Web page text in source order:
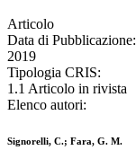
Articolo
Data di Pubblicazione:
2019
Tipologia CRIS:
1.1 Articolo in rivista
Elenco autori:
Signorelli, C.; Fara, G. M.